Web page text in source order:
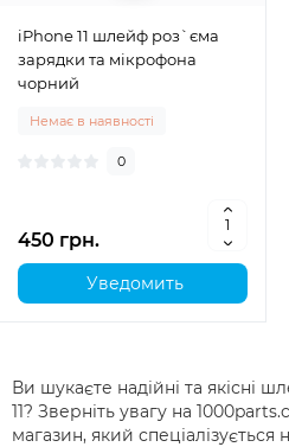
iPhone 11 шлейф роз`єма
зарядки та мікрофона
чорний
Немає в наявності
0
450 грн.
Уведомить
Ви шукаєте надійні та якісні
11? Зверніть увагу на
магазин, який